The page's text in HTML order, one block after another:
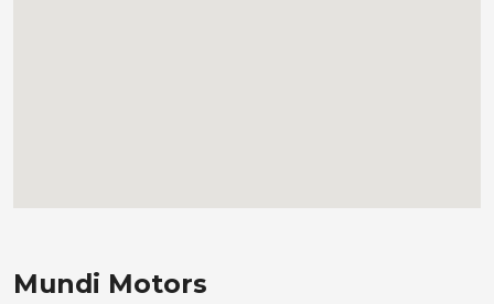
Mundi Motors